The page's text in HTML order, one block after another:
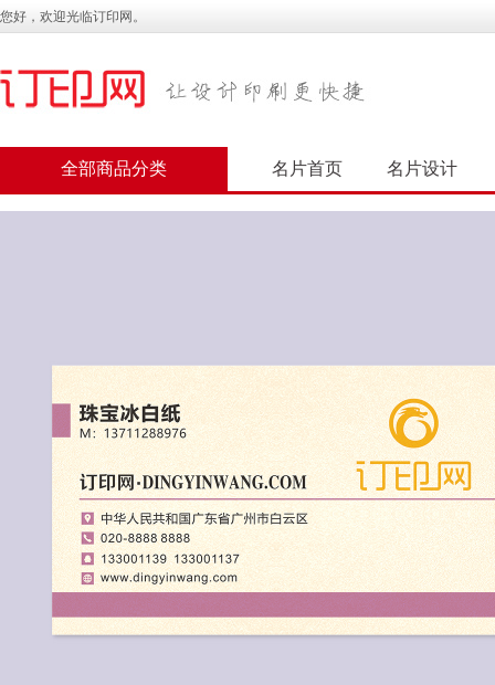
您好，欢迎光临订印网。
全部商品分类 名片首页 名片设计